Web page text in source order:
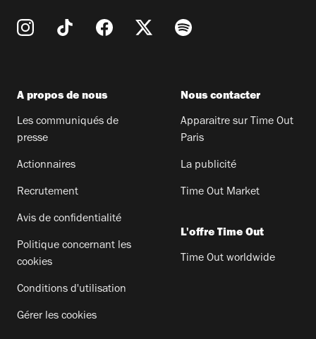
A propos de nous
Les communiqués de
presse
Actionnaires
Recrutement
Avis de confidentialité
Politique concernant les
cookies
Conditions d'utilisation
Gérer les cookies
Nous contacter
Apparaitre sur Time Out
Paris
La publicité
Time Out Market
L'offre Time Out
Time Out worldwide